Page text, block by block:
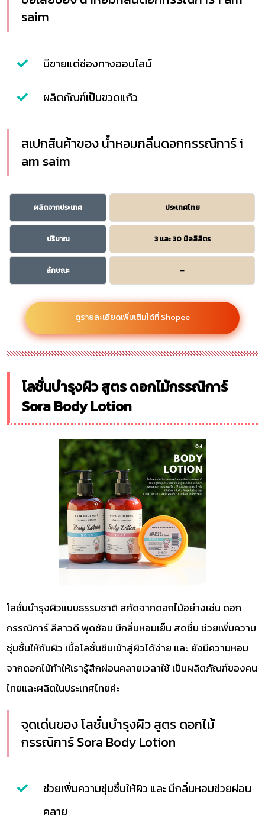
saim
มีขายแต่ช่องทางออนไลน์
ผลิตภัณฑ์เป็นขวดแก้ว
สเปกสินค้าของ น้ำหอมกลิ่นดอกกรรณิการ์ i
am saim
ผลิตจากประเทศ ประเทศไทย
ปริมาณ 3 และ 30 มิลลิลิตร
ลักษณะ –
ดูรายละเอียดเพิ่มเติมได้ที่ Shopee
โลชั่นบำรุงผิว สูตร ดอกไม้กรรณิการ์
Sora Body Lotion
โลชั่นบำรุงผิวแบบธรรมชาติ สกัดจากดอกไม้อย่างเช่น ดอก
กรรณิการ์ ลีลาวดี พุดซ้อน มีกลิ่นหอมเย็น สดชื่น ช่วยเพิ่มความ
ชุ่มชื้นให้กับผิว เนื้อโลชั่นซึมเข้าสู่ผิวได้ง่าย และ ยังมีความหอม
จากดอกไม้ทำให้เรารู้สึกผ่อนคลายเวลาใช้ เป็นผลิตภัณฑ์ของคน
ไทยและผลิตในประเทศไทยค่ะ
จุดเด่นของ โลชั่นบำรุงผิว สูตร ดอกไม้
กรรณิการ์ Sora Body Lotion
ช่วยเพิ่มความชุ่มชื้นให้ผิว และ มีกลิ่นหอมช่วยผ่อน
คลาย